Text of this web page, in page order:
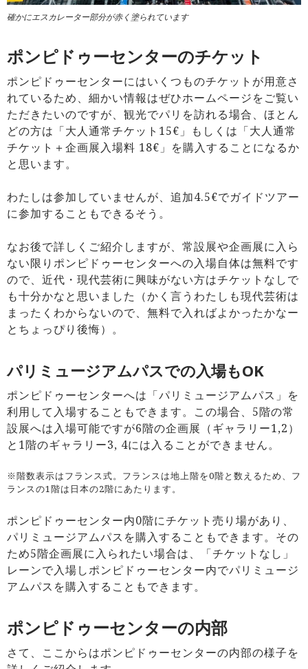
確かにエスカレーター部分が赤く塗られています
ポンピドゥーセンターのチケット
ポンピドゥーセンターにはいくつものチケットが用意さ
れているため、細かい情報はぜひホームページをご覧い
ただきたいのですが、観光でパリを訪れる場合、ほとん
どの方は「大人通常チケット15€」もしくは「大人通常
チケット＋企画展入場料 18€」を購入することになるか
と思います。
わたしは参加していませんが、追加4.5€でガイドツアー
に参加することもできるそう。
なお後で詳しくご紹介しますが、常設展や企画展に入ら
ない限りポンピドゥーセンターへの入場自体は無料です
ので、近代・現代芸術に興味がない方はチケットなしで
も十分かなと思いました（かく言うわたしも現代芸術は
まったくわからないので、無料で入ればよかったかなー
とちょっぴり後悔）。
パリミュージアムパスでの入場もOK
ポンピドゥーセンターへは「パリミュージアムパス」を
利用して入場することもできます。この場合、5階の常
設展へは入場可能ですが6階の企画展（ギャラリー1,2）
と1階のギャラリー3, 4には入ることができません。
※階数表示はフランス式。フランスは地上階を0階と数えるため、フ
ランスの1階は日本の2階にあたります。
ポンピドゥーセンター内0階にチケット売り場があり、
パリミュージアムパスを購入することもできます。その
ため5階企画展に入られたい場合は、「チケットなし」
レーンで入場しポンピドゥーセンター内でパリミュージ
アムパスを購入することもできます。
ポンピドゥーセンターの内部
さて、ここからはポンピドゥーセンターの内部の様子を